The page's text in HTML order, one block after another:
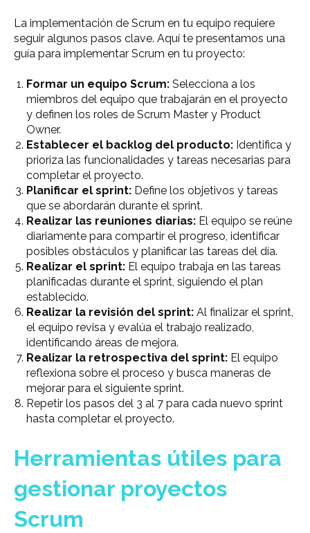
La implementación de Scrum en tu equipo requiere
seguir algunos pasos clave. Aquí te presentamos una
guía para implementar Scrum en tu proyecto:
Formar un equipo Scrum: Selecciona a los
miembros del equipo que trabajarán en el proyecto
y definen los roles de Scrum Master y Product
Owner.
Establecer el backlog del producto:Identifica y
prioriza las funcionalidades y tareas necesarias para
completar el proyecto.
Planificar el sprint:Define los objetivos y tareas
que se abordarán durante el sprint.
Realizar las reuniones diarias:El equipo se reúne
diariamente para compartir el progreso, identificar
posibles obstáculos y planificar las tareas del día.
Realizar el sprint:El equipo trabaja en las tareas
planificadas durante el sprint, siguiendo el plan
establecido.
Realizar la revisión del sprint: Al finalizar el sprint,
el equipo revisa y evalúa el trabajo realizado,
identificando áreas de mejora.
Realizar la retrospectiva del sprint:El equipo
reflexiona sobre el proceso y busca maneras de
mejorar para el siguiente sprint.
Repetir los pasos del 3 al 7 para cada nuevo sprint
hasta completar el proyecto.
Herramientas útiles para
gestionar proyectos
Scrum